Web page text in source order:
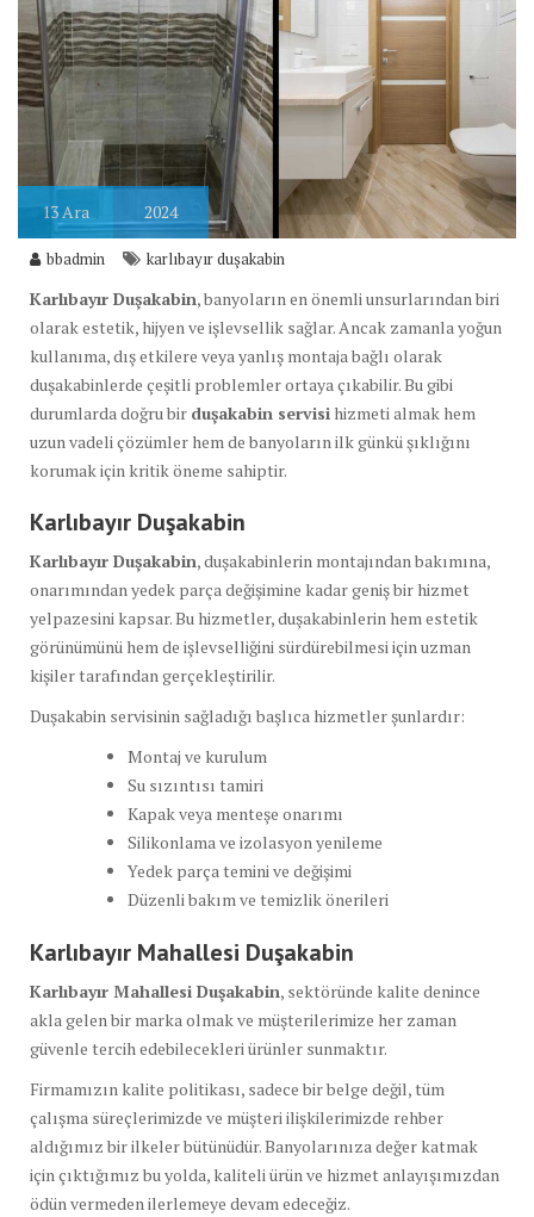
13 Ara 2024
bbadmin karlıbayır duşakabin
Karlıbayır Duşakabin, banyoların en önemli unsurlarından biri
olarak estetik, hijyen ve işlevsellik sağlar. Ancak zamanla yoğun
kullanıma, dış etkilere veya yanlış montaja bağlı olarak
duşakabinlerde çeşitli problemler ortaya çıkabilir. Bu gibi
durumlarda doğru bir duşakabin servisi hizmeti almak hem
uzun vadeli çözümler hem de banyoların ilk günkü şıklığını
korumak için kritik öneme sahiptir.
Karlıbayır Duşakabin
Karlıbayır Duşakabin, duşakabinlerin montajından bakımına,
onarımından yedek parça değişimine kadar geniş bir hizmet
yelpazesini kapsar. Bu hizmetler, duşakabinlerin hem estetik
görünümünü hem de işlevselliğini sürdürebilmesi için uzman
kişiler tarafından gerçekleştirilir.
Duşakabin servisinin sağladığı başlıca hizmetler şunlardır:
Montaj ve kurulum
Su sızıntısı tamiri
Kapak veya menteşe onarımı
Silikonlama ve izolasyon yenileme
Yedek parça temini ve değişimi
Düzenli bakım ve temizlik önerileri
Karlıbayır Mahallesi Duşakabin
Karlıbayır Mahallesi Duşakabin, sektöründe kalite denince
akla gelen bir marka olmak ve müşterilerimize her zaman
güvenle tercih edebilecekleri ürünler sunmaktır.
Firmamızın kalite politikası, sadece bir belge değil, tüm
çalışma süreçlerimizde ve müşteri ilişkilerimizde rehber
aldığımız bir ilkeler bütünüdür. Banyolarınıza değer katmak
için çıktığımız bu yolda, kaliteli ürün ve hizmet anlayışımızdan
ödün vermeden ilerlemeye devam edeceğiz.